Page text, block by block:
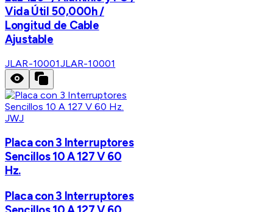
Vida Útil 50,000h /
Longitud de Cable
Ajustable
JLAR-10001JLAR-10001
JWJ
Placa con 3 Interruptores
Sencillos 10 A 127 V 60
Hz.
Placa con 3 Interruptores